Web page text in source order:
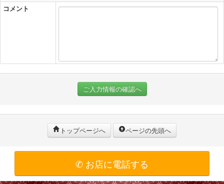
コメント
ご入力情報の確認へ
トップページへ ページの先頭へ
✆ お店に電話する